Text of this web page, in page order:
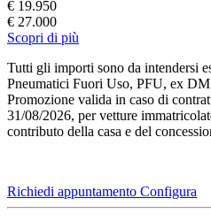
€ 19.950
€ 27.000
Scopri di più
Tutti gli importi sono da intendersi
Pneumatici Fuori Uso, PFU, ex
Promozione valida in caso di
31/08/2026, per vetture
contributo della casa e del
Richiedi appuntamento Configura